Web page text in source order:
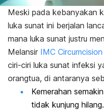
Meski pada kebanyakan
luka sunat ini berjalan
mana luka sunat justru
Melansir IMC
ciri-ciri luka sunat infeksi
orangtua, di antaranya
Kemerahan
tidak kunjung hilang.